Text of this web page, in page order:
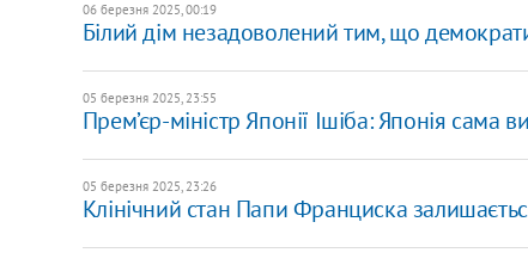
06 березня 2025, 00:19
Білий дім незадоволений тим, що
05 березня 2025, 23:55
Прем’єр-міністр Японії Ішіба: Японія
05 березня 2025, 23:26
Клінічний стан Папи Франциска